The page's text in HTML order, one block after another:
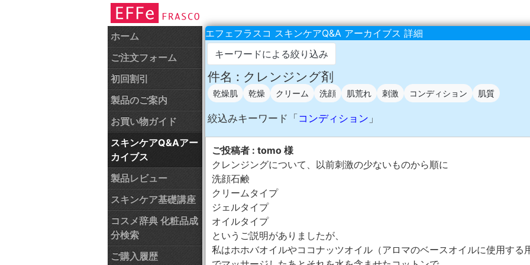
ホーム
ご注文フォーム
初回割引
製品のご案内
お買い物ガイド
スキンケアQ&Aアー
カイブス
製品レビュー
スキンケア基礎講座
コスメ辞典 化粧品成
分検索
ご購入履歴
エフェフラスコ スキンケアQ&A アーカイブス 詳細
キーワードによる絞り込み
件名 : クレンジング剤
乾燥肌 乾燥 クリーム 洗顔 肌荒れ 刺激 コンディション 肌質
絞込みキーワード「 コンディション 」
ご投稿者 : tomo 様
クレンジングについて、以前刺激の少ないものから順に
洗顔石鹸
クリームタイプ
ジェルタイプ
オイルタイプ
というご説明がありましたが、
私はホホバオイルやココナッツオイル（アロマのベースオイルに使用する